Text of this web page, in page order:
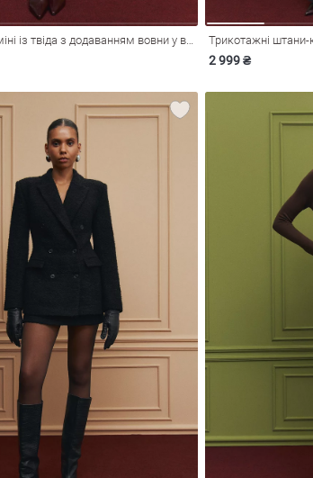
Сукня-сарафан міні із твіда з додаванням вовни у винному відтінку
2 999 ₴